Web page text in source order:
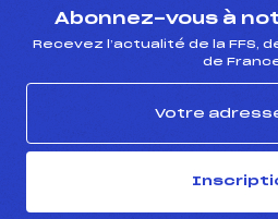
Abonnez-vous à
Recevez l’actualité de la FFS,
de